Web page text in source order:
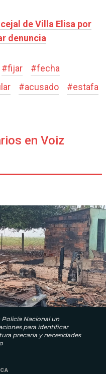
de Villa Elisa por
denuncia
#fijar #fecha
#acusado #estafa
en Voiz
Policía Nacional un
para identificar
precaria y necesidades